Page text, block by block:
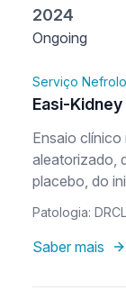
2024
Ongoing
Serviço
Easi-Kidney
Ensaio
aleatorizado,
placebo, do
690517 em
doentes com
Patologia: DRC
Saber mais